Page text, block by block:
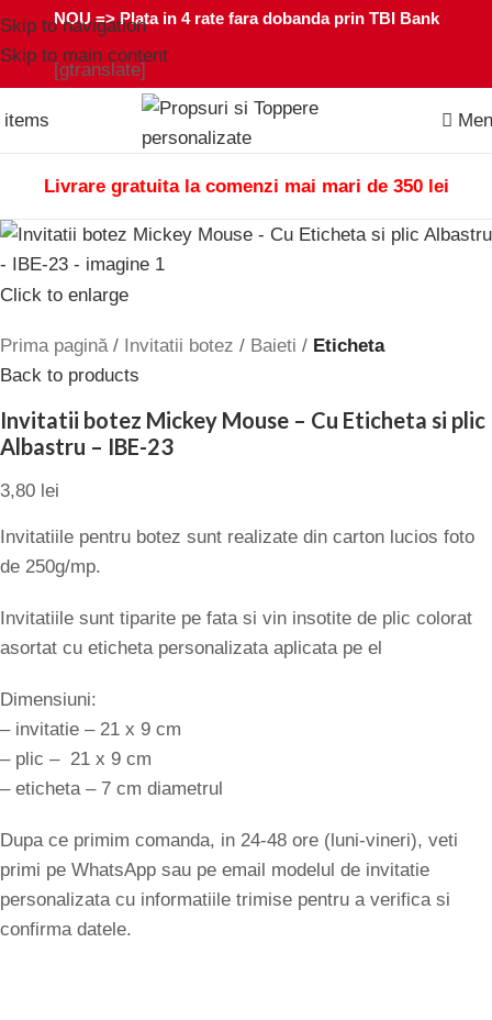
Skip to navigation
Skip to main content
NOU =>Plata in 4 rate fara dobanda prin TBI Bank
[gtranslate]
items
Livrare gratuita la comenzi mai mari de 350 lei
Click to enlarge
Prima pagină Invitatii botez Baieti
Eticheta
Back to products
Invitatii botez Mickey Mouse – Cu Eticheta si plic
Albastru – IBE-23
3,80 lei
Invitatiile pentru botez sunt realizate din carton lucios foto
de 250g/mp.
Invitatiile sunt tiparite pe fata si vin insotite de plic colorat
asortat cu eticheta personalizata aplicata pe el
Dimensiuni:
– invitatie – 21 x 9 cm
– plic – 21 x 9 cm
– eticheta – 7 cm diametrul
Dupa ce primim comanda, in 24-48 ore (luni-vineri), veti
primi pe WhatsApp sau pe email modelul de invitatie
personalizata cu informatiile trimise pentru a verifica si
confirma datele.